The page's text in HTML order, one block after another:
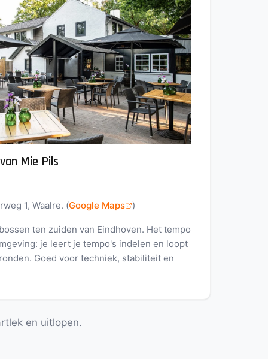
Mie Pils
1, Waalre. (Google Maps )
ten zuiden van Eindhoven. Het tempo
je leert je tempo's indelen en loopt
Goed voor techniek, stabiliteit en
en uitlopen.